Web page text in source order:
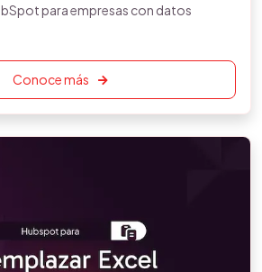
para empresas con datos
Conoce más